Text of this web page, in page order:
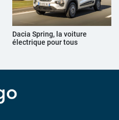
Dacia Spring, la voiture
électrique pour tous